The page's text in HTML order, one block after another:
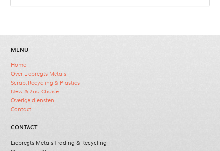
MENU
Home
Over Liebregts Metals
Scrap, Recycling & Plastics
New & 2nd Choice
Overige diensten
Contact
CONTACT
Liebregts Metals Trading & Recycling